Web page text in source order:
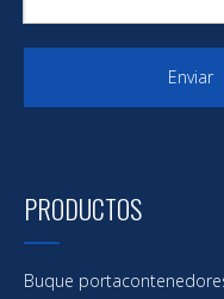
Enviar
PRODUCTOS
Buque